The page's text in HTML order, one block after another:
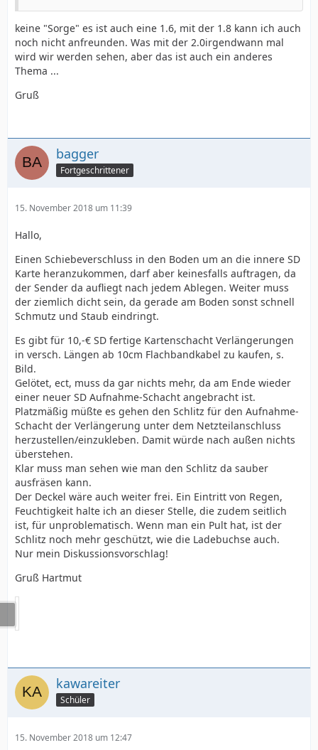
keine "Sorge" es ist auch eine 1.6, mit der 1.8 kann ich auch
noch nicht anfreunden. Was mit der 2.0irgendwann mal
wird wir werden sehen, aber das ist auch ein anderes
Thema ...
Gruß
bagger
Fortgeschrittener
15. November 2018 um 11:39
Hallo,
Einen Schiebeverschluss in den Boden um an die innere SD
Karte heranzukommen, darf aber keinesfalls auftragen, da
der Sender da aufliegt nach jedem Ablegen. Weiter muss
der ziemlich dicht sein, da gerade am Boden sonst schnell
Schmutz und Staub eindringt.
Es gibt für 10,-€ SD fertige Kartenschacht Verlängerungen
in versch. Längen ab 10cm Flachbandkabel zu kaufen, s.
Bild.
Gelötet, ect, muss da gar nichts mehr, da am Ende wieder
einer neuer SD Aufnahme-Schacht angebracht ist.
Platzmäßig müßte es gehen den Schlitz für den Aufnahme-
Schacht der Verlängerung unter dem Netzteilanschluss
herzustellen/einzukleben. Damit würde nach außen nichts
überstehen.
Klar muss man sehen wie man den Schlitz da sauber
ausfräsen kann.
Der Deckel wäre auch weiter frei. Ein Eintritt von Regen,
Feuchtigkeit halte ich an dieser Stelle, die zudem seitlich
ist, für unproblematisch. Wenn man ein Pult hat, ist der
Schlitz noch mehr geschützt, wie die Ladebuchse auch.
Nur mein Diskussionsvorschlag!
Gruß Hartmut
kawareiter
Schüler
15. November 2018 um 12:47